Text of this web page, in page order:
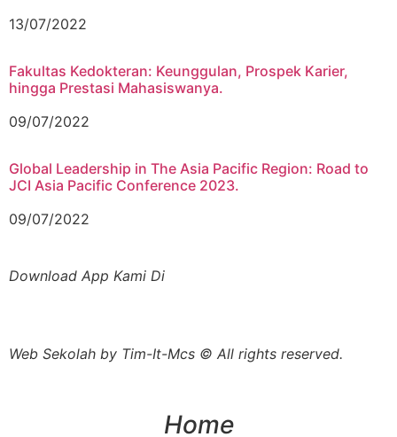
13/07/2022
Fakultas Kedokteran: Keunggulan, Prospek Karier,
hingga Prestasi Mahasiswanya.
09/07/2022
Global Leadership in The Asia Pacific Region: Road to
JCI Asia Pacific Conference 2023.
09/07/2022
Download App Kami Di
Web Sekolah by Tim-It-Mcs © All rights reserved.
Home